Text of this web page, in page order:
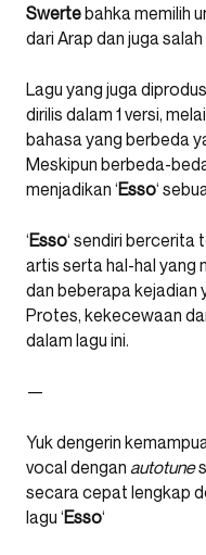
Swertebahka memilih
dari Arap dan juga
Lagu yang juga
dirilis dalam 1 versi,
bahasa yang berbeda
Meskipun berbeda-
menjadikan ‘Esso‘
‘Esso‘ sendiri bercerita
artis serta hal-hal yang
dan beberapa kejadian
Protes, kekecewaan
dalam lagu ini.
—
Yuk dengerin
vocal dengan autotune
secara cepat lengkap
lagu ‘Esso‘